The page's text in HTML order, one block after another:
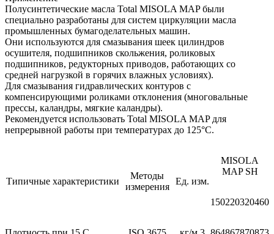
Полусинтетические масла Total MISOLA MAP были
специально разработаны для систем циркуляции масла
промышленных бумагоделательных машин.
Они используются для смазывания шеек цилиндров
осушителя, подшипников скольжения, роликовых
подшипников, редукторных приводов, работающих со
средней нагрузкой в горячих влажных условиях).
Для смазывания гидравлических контуров с
компенсирующими роликами отклонения (многовальные
прессы, каландры, мягкие каландры).
Рекомендуется использовать Total MISOLA MAP для
непрерывной работы при температурах до 125°C.
Типичные характеристики
Методы
измерения
Ед. изм.
MISOLA
MAP SH
150220320460